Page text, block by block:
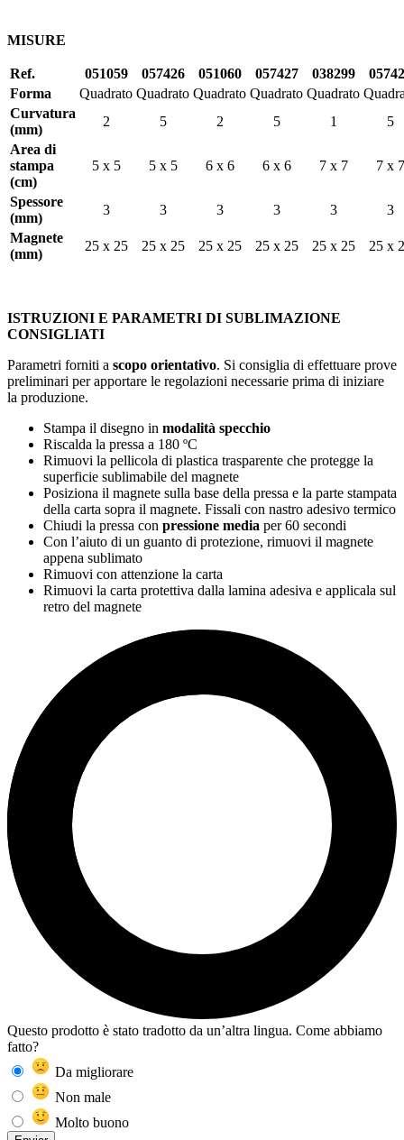
MISURE
Ref. 051059 057426 051060 057427 038299
Forma
Quadrato Quadrato Quadrato Quadrato Quadrato
Curvatura
(mm)
2 5 2 5 1
5
Area di
stampa
(cm)
5 x 5 5 x 5 6 x 6 6 x 6 7 x 7 7 x 7
Spessore
(mm)
3 3 3 3 3
3
Magnete
(mm)
25 x 25 25 x 25 25 x 25 25 x 25 25 x 25 25 x
ISTRUZIONI E PARAMETRI DI SUBLIMAZIONE
CONSIGLIATI
Parametri forniti a scopo orientativo. Si consiglia di effettuare prove
preliminari per apportare le regolazioni necessarie prima di iniziare
la produzione.
Stampa il disegno in modalità specchio
Riscalda la pressa a 180 ºC
Rimuovi la pellicola di plastica trasparente che protegge la
superficie sublimabile del magnete
Posiziona il magnete sulla base della pressa e la parte stampata
della carta sopra il magnete. Fissali con nastro adesivo termico
Chiudi la pressa con pressione media per60 secondi
Con l’aiuto di un guanto di protezione, rimuovi il magnete
appena sublimato
Rimuovi con attenzione la carta
Rimuovi la carta protettiva dalla lamina adesiva e applicala sul
retro del magnete
Questo prodotto è stato tradotto da un’altra lingua. Come abbiamo
fatto?
Da migliorare
Non male
Molto buono